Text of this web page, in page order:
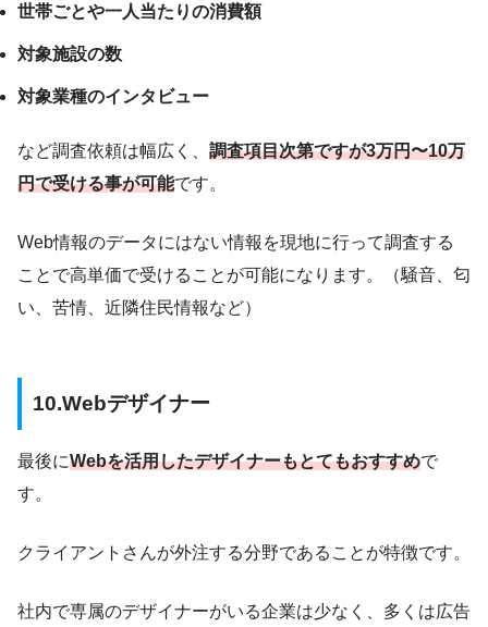
世帯ごとや一人当たりの消費額
対象施設の数
対象業種のインタビュー
など調査依頼は幅広く、 調査項目次第ですが3万円〜10万
円で受ける事が可能です。
Web情報のデータにはない情報を現地に行って調査する
ことで高単価で受けることが可能になります。
（騒音、匂
い、苦情、近隣住民情報など）
10.Webデザイナー
最後にWebを活用したデザイナーもとてもおすすめで
す。
クライアントさんが外注する分野であることが特徴です。
社内で専属のデザイナーがいる企業は少なく、多くは広告